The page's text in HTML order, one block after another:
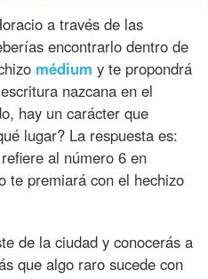
a través de las
encontrarlo dentro de
médium y te propondrá
nazcana en el
hay un carácter que
lugar? La respuesta es:
al número 6 en
te premiará con el hechizo
de la ciudad y conocerás a
que algo raro sucede con